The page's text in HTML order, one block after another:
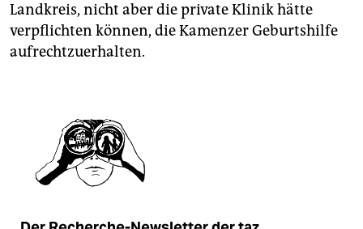
Landkreis, nicht aber die private Klinik hätte
verpflichten können, die Kamenzer Geburtshilfe
aufrechtzuerhalten.